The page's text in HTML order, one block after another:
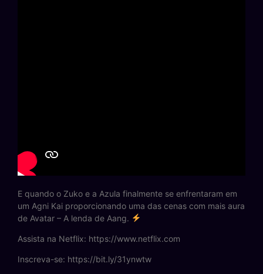
E quando o Zuko e a Azula finalmente se enfrentaram em
um Agni Kai proporcionando uma das cenas com mais aura
de Avatar – A lenda de Aang.
Assista na Netflix: https://www.netflix.com
Inscreva-se: https://bit.ly/31ynwtw